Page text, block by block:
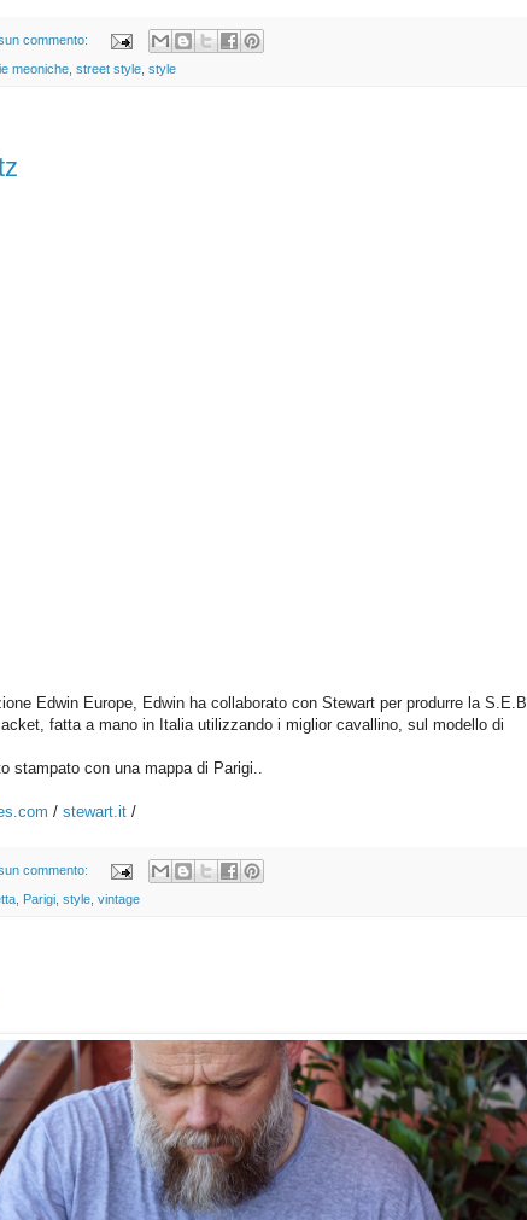
commento:
meoniche street style style
Edwin Europe, Edwin ha collaborato con Stewart per produrre la S.E.B
fatta a mano in Italia utilizzando i miglior cavallino, sul modello di
stampato con una mappa di Parigi..
/ stewart.it /
commento:
Parigi style vintage